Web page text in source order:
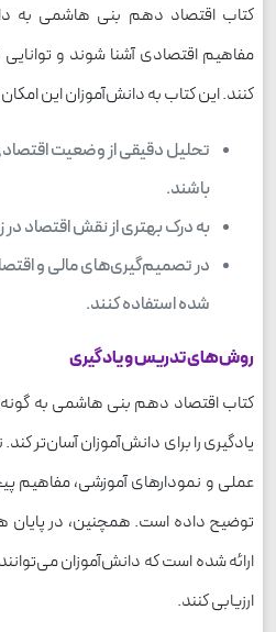
کتاب اقتصاد دهم بنی هاشمی به
مفاهیم اقتصادی آشنا شوند و
کنند. این کتاب به دانش‌آموزان این
تحلیل دقیقی از وضعیت
باشند.
به درک بهتری از نقش اقتصاد در
در تصمیم‌گیری‌های مالی و
شده استفاده کنند.
روش‌های تدریس و یادگیری
کتاب اقتصاد دهم بنی هاشمی به
یادگیری را برای دانش‌آموزان آسان‌تر
عملی و نمودارهای آموزشی، مفاهیم
توضیح داده است. همچنین، در
ارائه شده است که دانش‌آموزان
ارزیابی کنند.